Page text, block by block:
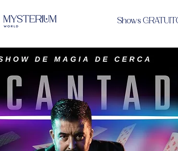
Shows